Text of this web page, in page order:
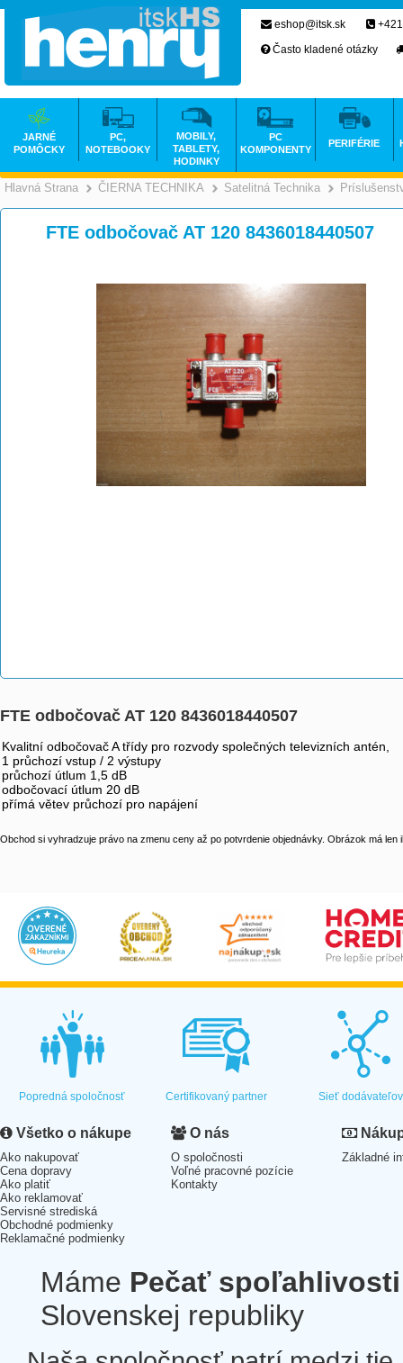
Hlavná Strana >
ČIERNA TECHNIKA >
Satelitná Technika
FTE odbočovač AT 120 8436018440507
FTE odbočovač AT 120 8436018440507
Kvalitní odbočovač A třídy pro rozvody společných televizních antén,
1 průchozí vstup / 2 výstupy
průchozí útlum 1,5 dB
odbočovací útlum 20 dB
přímá větev průchozí pro napájení
Obchod si vyhradzuje právo na zmenu ceny až po potvrdenie objednávky. Obrázok má len
eshop@itsk.sk
Často kladené otázky
JARNÉ
POMÔCKY
PC,
NOTEBOOKY
MOBILY,
TABLETY,
HODINKY
PC
KOMPONENTY
PERIFÉRIE
Popredná spoločnosť Certifikovaný partner Sieť dodávateľov
Všetko o nákupe
Ako nakupovať
Cena dopravy
Ako platiť
Ako reklamovať
Servisné strediská
Obchodné podmienky
Reklamačné podmienky
O nás
O spoločnosti
Voľné pracovné pozície
Kontakty
Základné
Máme Pečať spoľahlivosti
Slovenskej republiky